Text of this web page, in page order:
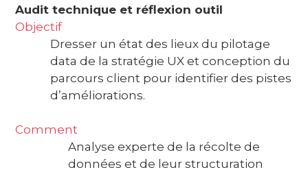
Audit technique et réflexion outil
Objectif
Dresser un état des lieux du pilotage
data de la stratégie UX et conception du
parcours client pour identifier des pistes
d’améliorations.
Comment
Analyse experte de la récolte de
données et de leur structuration